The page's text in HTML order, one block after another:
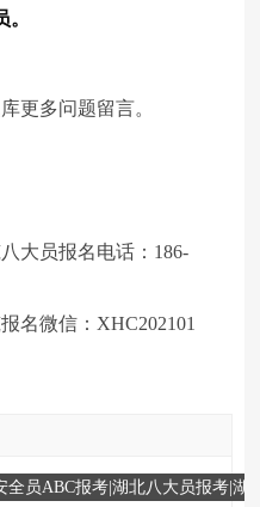
更多问题留言。
大员报名电话：186-
名微信：XHC202101
全员ABC报考|湖北八大员报考|湖